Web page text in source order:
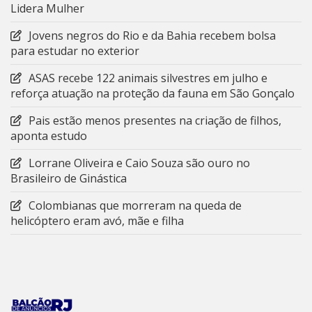
Lidera Mulher
Jovens negros do Rio e da Bahia recebem bolsa
para estudar no exterior
ASAS recebe 122 animais silvestres em julho e
reforça atuação na proteção da fauna em São Gonçalo
Pais estão menos presentes na criação de filhos,
aponta estudo
Lorrane Oliveira e Caio Souza são ouro no
Brasileiro de Ginástica
Colombianas que morreram na queda de
helicóptero eram avó, mãe e filha